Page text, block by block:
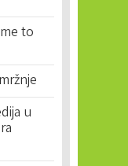
to
u